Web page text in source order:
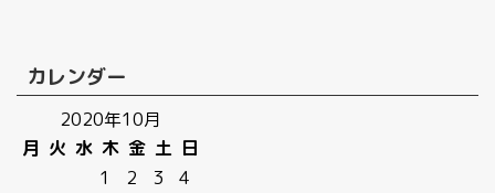
カレンダー
2020年10月
月 火 水 木 金 土 日
1
2 3
4